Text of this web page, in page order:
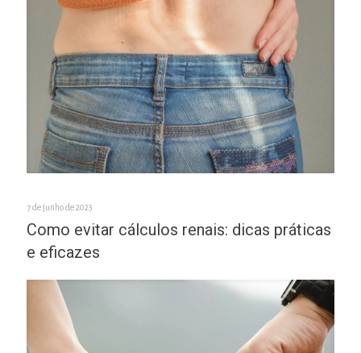
7 de junho de 2023
Como evitar cálculos renais: dicas práticas
e eficazes